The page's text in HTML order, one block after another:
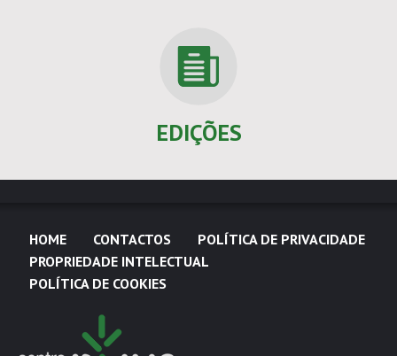
EDIÇÕES
HOME CONTACTOS
POLÍTICA DE PRIVACIDADE
PROPRIEDADE INTELECTUAL
POLÍTICA DE COOKIES